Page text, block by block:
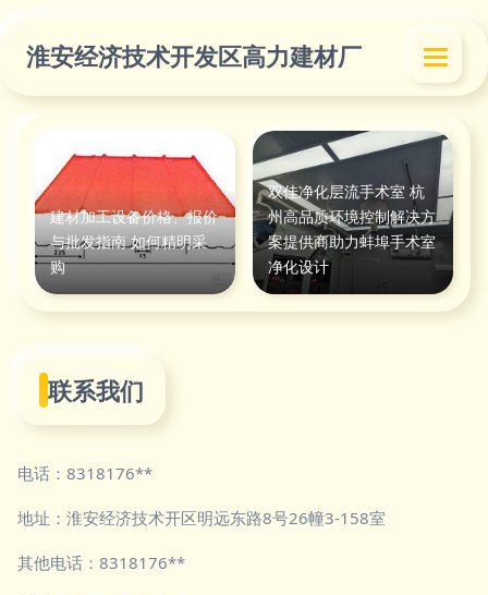
淮安经济技术开发区高力建材厂
建材加工设备价格、报价
与批发指南 如何精明采
购
双佳净化层流手术室 杭
州高品质环境控制解决方
案提供商助力蚌埠手术室
净化设计
联系我们
电话：8318176**
地址：淮安经济技术开区明远东路8号26幢3-158室
其他电话：8318176**